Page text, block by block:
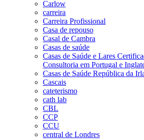
Carlow
carreira
Carreira Profissional
Casa de repouso
Casal de Cambra
Casas de saúde
Casas de Saúde e Lares
Consultoria em Portugal e
Casas de Saúde República da
Cascais
cateterismo
cath lab
CBL
CCP
CCU
central de Londres